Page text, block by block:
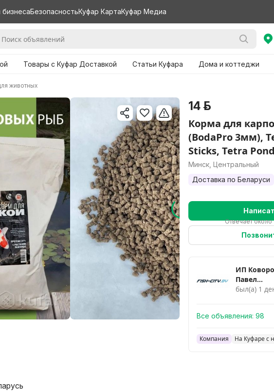
БезопасностьКуфар КартаКуфар Медиа
Товары с Куфар Доставкой Статьи Куфара Дома и коттеджи
животных
14 р.
Корма для
(BodaPro 3мм),
Sticks, Tetra
Минск, Центральный
Доставка по Беларуси
Отвечает около
ИП
Павел
был(а) 1
Все объявления: 98
Компания На Куфаре с